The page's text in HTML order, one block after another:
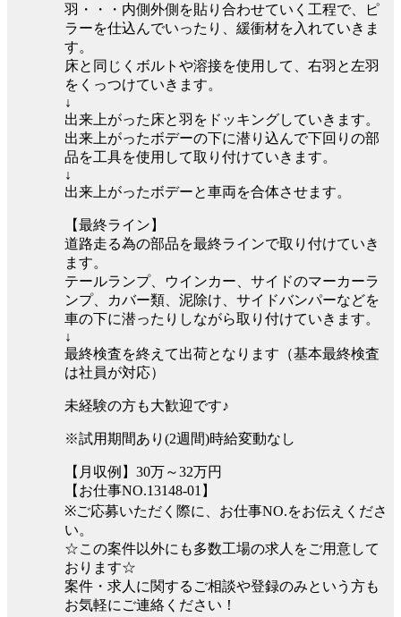
羽・・・内側外側を貼り合わせていく工程で、ピ
ラーを仕込んでいったり、緩衝材を入れていきま
す。
床と同じくボルトや溶接を使用して、右羽と左羽
をくっつけていきます。
↓
出来上がった床と羽をドッキングしていきます。
出来上がったボデーの下に潜り込んで下回りの部
品を工具を使用して取り付けていきます。
↓
出来上がったボデーと車両を合体させます。
【最終ライン】
道路走る為の部品を最終ラインで取り付けていき
ます。
テールランプ、ウインカー、サイドのマーカーラ
ンプ、カバー類、泥除け、サイドバンパーなどを
車の下に潜ったりしながら取り付けていきます。
↓
最終検査を終えて出荷となります（基本最終検査
は社員が対応）
未経験の方も大歓迎です♪
※試用期間あり(2週間)時給変動なし
【月収例】30万～32万円
【お仕事NO.13148-01】
※ご応募いただく際に、お仕事NO.をお伝えくださ
い。
☆この案件以外にも多数工場の求人をご用意して
おります☆
案件・求人に関するご相談や登録のみという方も
お気軽にご連絡ください！